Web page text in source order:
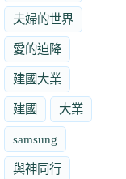
夫婦的世界
愛的迫降
建國大業
建國 大業
samsung
與神同行